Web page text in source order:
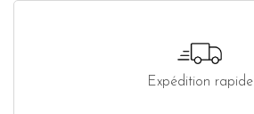
Expédition rapide